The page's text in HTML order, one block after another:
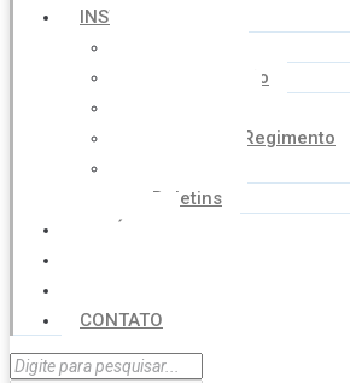
INSTITUCIONAL
Coordenação
Estatuto e Regimento
Boletins
NOTÍCIAS
CONTATO